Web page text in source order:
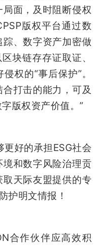
面，及时阻断侵权
版权平台通过数
、数字资产加密做
块链存存证取证、
权的“事后保护”。
打击的能力，可及
版权资产价值。”
好的承担ESG社会
和数字风险治理贡
天际友盟提供的专
护明文情报！
合作伙伴应高效积